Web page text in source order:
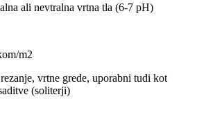
ali nevtralna vrtna tla (6-7 pH)
m2
vrtne grede, uporabni tudi kot
(soliterji)